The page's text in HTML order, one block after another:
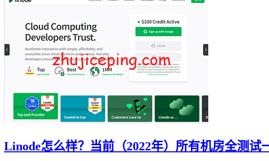
Linode怎么样？当前（2022年）所有机房全测试